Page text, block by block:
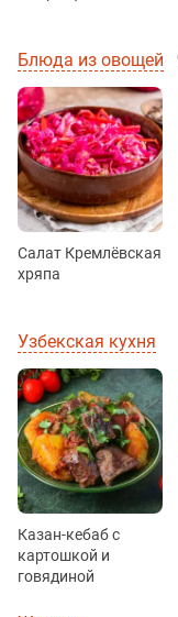
Блюда из овощей
Салат Кремлёвская
хряпа
Узбекская кухня
Казан-кебаб с
картошкой и
говядиной